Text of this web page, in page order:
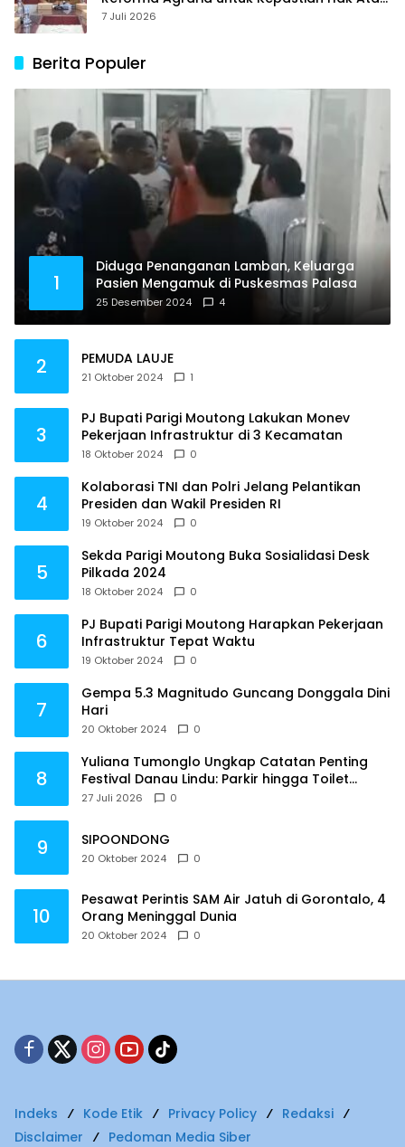
Tanah bagi Masyarakat
7 Juli 2026
Berita Populer
1
Diduga Penanganan Lamban, Keluarga
Pasien Mengamuk di Puskesmas Palasa
25 Desember 2024 4
2 PEMUDA LAUJE
21 Oktober 2024 1
3
PJ Bupati Parigi Moutong Lakukan Monev
Pekerjaan Infrastruktur di 3 Kecamatan
18 Oktober 2024 0
4
Kolaborasi TNI dan Polri Jelang Pelantikan
Presiden dan Wakil Presiden RI
19 Oktober 2024 0
5
Sekda Parigi Moutong Buka Sosialidasi Desk
Pilkada 2024
18 Oktober 2024 0
6
PJ Bupati Parigi Moutong Harapkan Pekerjaan
Infrastruktur Tepat Waktu
19 Oktober 2024 0
7
Gempa 5.3 Magnitudo Guncang Donggala Dini
Hari
20 Oktober 2024 0
8
Yuliana Tumonglo Ungkap Catatan Penting
Festival Danau Lindu: Parkir hingga Toilet
Harus Jadi Prioritas
27 Juli 2026 0
9 SIPOONDONG
20 Oktober 2024 0
10
Pesawat Perintis SAM Air Jatuh di Gorontalo, 4
Orang Meninggal Dunia
20 Oktober 2024 0
Indeks Kode Etik Privacy Policy
Redaksi
Disclaimer
Pedoman Media Siber